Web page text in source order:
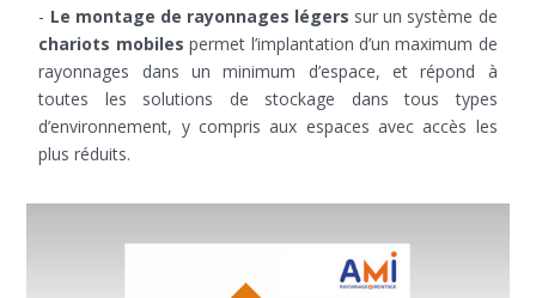
- Le montage de rayonnages légers sur un système de
chariots mobiles permet l’implantation d’un maximum de
rayonnages dans un minimum d’espace, et répond à
toutes les solutions de stockage dans tous types
d’environnement, y compris aux espaces avec accès les
plus réduits.